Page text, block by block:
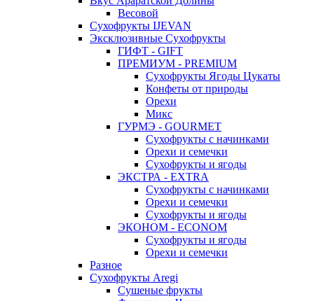
Весовой
Сухофрукты IJEVAN
Эксклюзивные Сухофрукты
ГИФТ - GIFT
ПРЕМИУМ - PREMIUM
Сухофрукты Ягоды Цукаты
Конфеты от природы
Орехи
Микс
ГУРМЭ - GOURMET
Сухофрукты с начинками
Орехи и семечки
Сухофрукты и ягоды
ЭКСТРА - EXTRA
Сухофрукты с начинками
Орехи и семечки
Сухофрукты и ягоды
ЭКОНОМ - ECONOM
Сухофрукты и ягоды
Орехи и семечки
Разное
Сухофрукты Aregi
Сушеные фрукты